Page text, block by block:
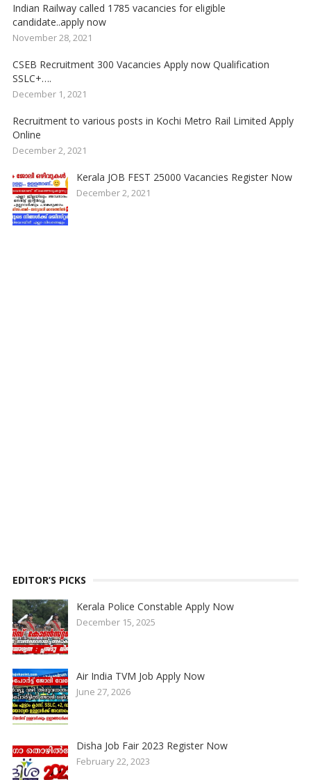
Indian Railway called 1785 vacancies for eligible
candidate..apply now
November 28, 2021
CSEB Recruitment 300 Vacancies Apply now Qualification
SSLC+….
December 1, 2021
Recruitment to various posts in Kochi Metro Rail Limited Apply
Online
December 2, 2021
Kerala JOB FEST 25000 Vacancies Register Now
December 2, 2021
EDITOR’S PICKS
Kerala Police Constable Apply Now
December 15, 2025
Air India TVM Job Apply Now
June 27, 2026
Disha Job Fair 2023 Register Now
February 22, 2023